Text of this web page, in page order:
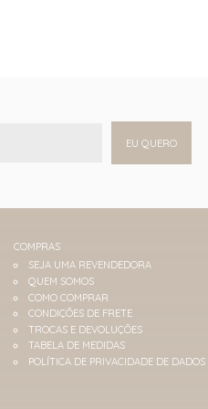
EU QUERO
COMPRAS
SEJA UMA REVENDEDORA
QUEM SOMOS
COMO COMPRAR
CONDIÇÕES DE FRETE
TROCAS E DEVOLUÇÕES
TABELA DE MEDIDAS
POLÍTICA DE PRIVACIDADE DE DADOS